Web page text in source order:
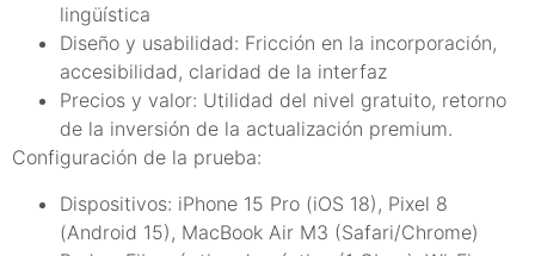
lingüística
Diseño y usabilidad: Fricción en la incorporación,
accesibilidad, claridad de la interfaz
Precios y valor: Utilidad del nivel gratuito, retorno
de la inversión de la actualización premium.
Configuración de la prueba:
Dispositivos: iPhone 15 Pro (iOS 18), Pixel 8
(Android 15), MacBook Air M3 (Safari/Chrome)